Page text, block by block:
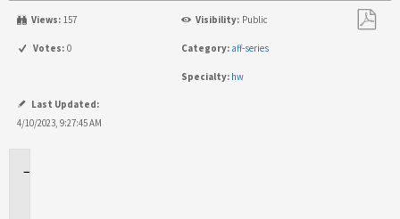
Views: 157 Visibility: Public
Votes: 0 Category: aff-series
Specialty: hw
Last Updated:
4/10/2023, 9:27:45 AM